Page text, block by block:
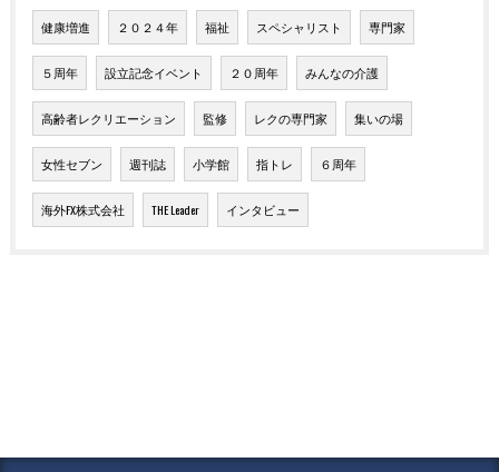
健康増進 ２０２４年 福祉 スペシャリスト 専門家
５周年 設立記念イベント ２０周年 みんなの介護
高齢者レクリエーション 監修 レクの専門家 集いの場
女性セブン 週刊誌 小学館 指トレ ６周年
海外FX株式会社 THE Leader インタビュー